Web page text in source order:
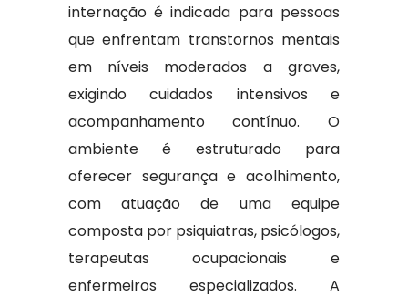
internação é indicada para pessoas
que enfrentam transtornos mentais
em níveis moderados a graves,
exigindo cuidados intensivos e
acompanhamento contínuo. O
ambiente é estruturado para
oferecer segurança e acolhimento,
com atuação de uma equipe
composta por psiquiatras, psicólogos,
terapeutas ocupacionais e
enfermeiros especializados. A